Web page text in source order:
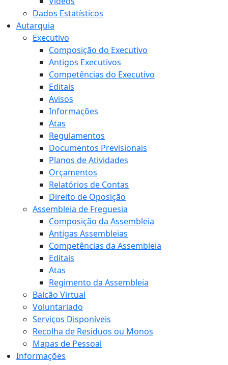
Dados Estatísticos
Autarquia
Executivo
Composição do Executivo
Antigos Executivos
Competências do Executivo
Editais
Avisos
Informações
Atas
Regulamentos
Documentos Previsionais
Planos de Atividades
Orçamentos
Relatórios de Contas
Direito de Oposição
Assembleia de Freguesia
Composição da Assembleia
Antigas Assembleias
Competências da Assembleia
Editais
Atas
Regimento da Assembleia
Balcão Virtual
Voluntariado
Serviços Disponíveis
Recolha de Residuos ou Monos
Mapas de Pessoal
Informações